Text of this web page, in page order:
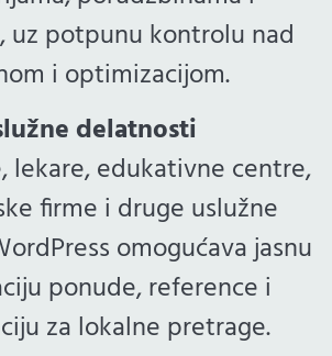
uz potpunu kontrolu nad
i optimizacijom.
delatnosti
lekare, edukativne centre,
firme i druge uslužne
omogućava jasnu
ponude, reference i
za lokalne pretrage.